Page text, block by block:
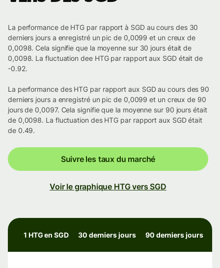
La performance de HTG par rapport à SGD au cours des 30
derniers jours a enregistré un pic de 0,0099 et un creux de
0,0098. Cela signifie que la moyenne sur 30 jours était de
0,0098. La fluctuation dee HTG par rapport aux SGD était de
-0.92.
La performance des HTG par rapport aux SGD au cours des 90
derniers jours a enregistré un pic de 0,0099 et un creux de 90
jours de 0,0097. Cela signifie que la moyenne sur 90 jours était
de 0,0098. La fluctuation des HTG par rapport aux SGD était
de 0.49.
Suivre les taux du marché
Voir le graphique HTG vers SGD
1 HTG en SGD 30 derniers jours 90 derniers jours